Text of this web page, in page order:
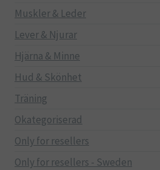
Muskler & Leder
Lever & Njurar
Hjärna & Minne
Hud & Skönhet
Träning
Okategoriserad
Only for resellers
Only for resellers - Sweden